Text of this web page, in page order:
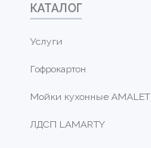
КАТАЛОГ
Услуги
Гофрокартон
Мойки кухонные AMALET
ЛДСП LAMARTY